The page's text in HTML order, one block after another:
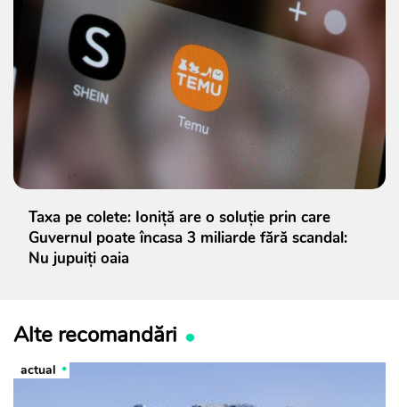
Taxa pe colete: Ioniță are o soluție prin care
Guvernul poate încasa 3 miliarde fără scandal:
Nu jupuiți oaia
Alte recomandări
actual